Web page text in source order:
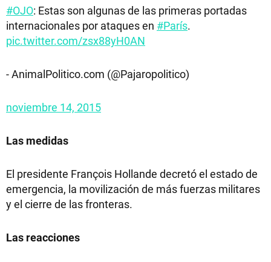
#OJO: Estas son algunas de las primeras portadas
internacionales por ataques en #París.
pic.twitter.com/zsx88yH0AN
- AnimalPolitico.com (@Pajaropolitico)
noviembre 14, 2015
Las medidas
El presidente François Hollande decretó el estado de
emergencia, la movilización de más fuerzas militares
y el cierre de las fronteras.
Las reacciones